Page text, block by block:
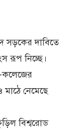
সড়কের দাবিতে
রূপ নিচ্ছে।
কলেজের
মাঠে নেমেছে
বিশ্বরোড